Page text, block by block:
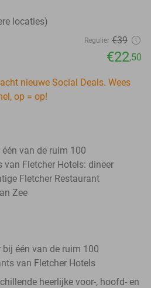
locaties)
Regulier €39
€22,50
nieuwe Social Deals. Wees
op = op!
van de ruim 100
van Fletcher Hotels: dineer
Fletcher Restaurant
Zee
één van de ruim 100
van Fletcher Hotels
heerlijke voor-, hoofd- en